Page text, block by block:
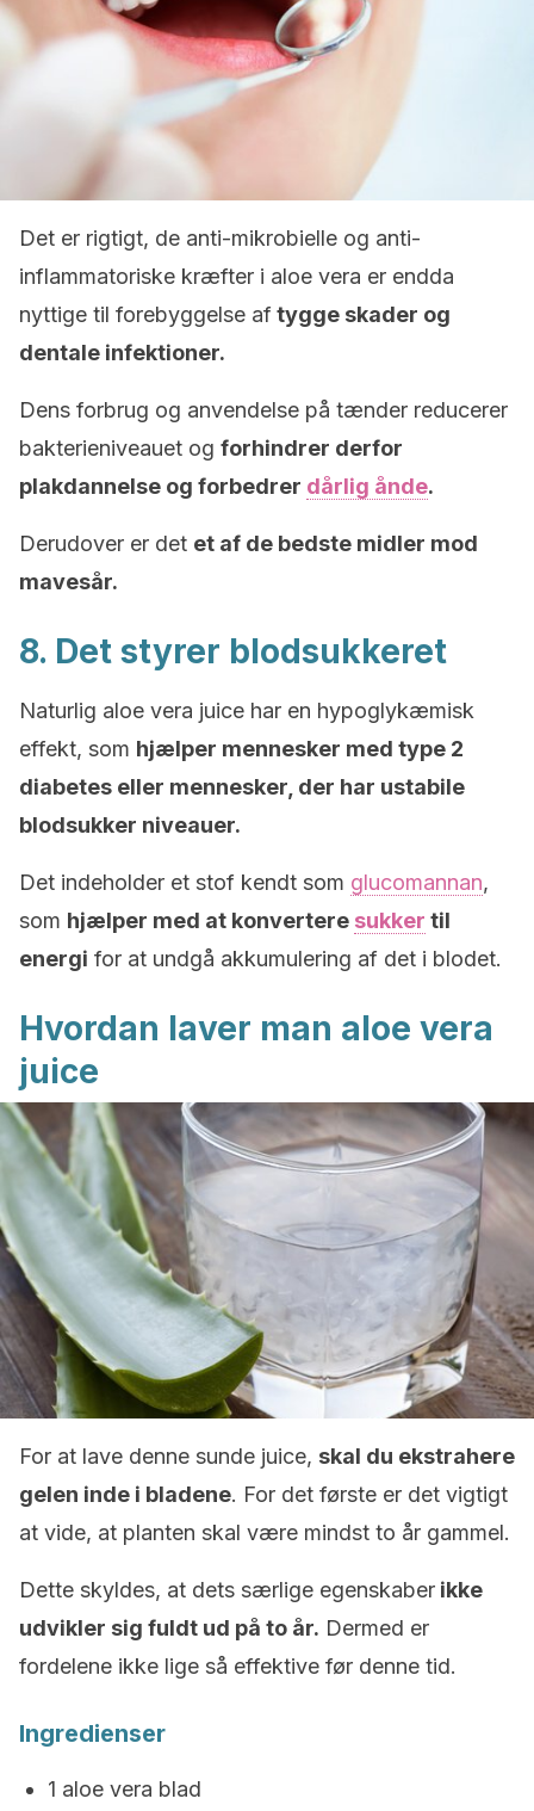
Det er rigtigt, de anti-mikrobielle og anti-
inflammatoriske kræfter i aloe vera er endda
nyttige til forebyggelse af tygge skader og
dentale infektioner.
Dens forbrug og anvendelse på tænder reducerer
bakterieniveauet og forhindrer derfor
plakdannelse og forbedrer dårlig ånde.
Derudover er det et af de bedste midler mod
mavesår.
8. Det styrer blodsukkeret
Naturlig aloe vera juice har en hypoglykæmisk
effekt, som hjælper mennesker med type 2
diabetes eller mennesker, der har ustabile
blodsukker niveauer.
Det indeholder et stof kendt som glucomannan,
som hjælper med at konvertere sukker til
energi for at undgå akkumulering af det i blodet.
Hvordan laver man aloe vera
juice
For at lave denne sunde juice, skal du ekstrahere
gelen inde i bladene. For det første er det vigtigt
at vide, at planten skal være mindst to år gammel.
Dette skyldes, at dets særlige egenskaber ikke
udvikler sig fuldt ud på to år. Dermed er
fordelene ikke lige så effektive før denne tid.
Ingredienser
1 aloe vera blad